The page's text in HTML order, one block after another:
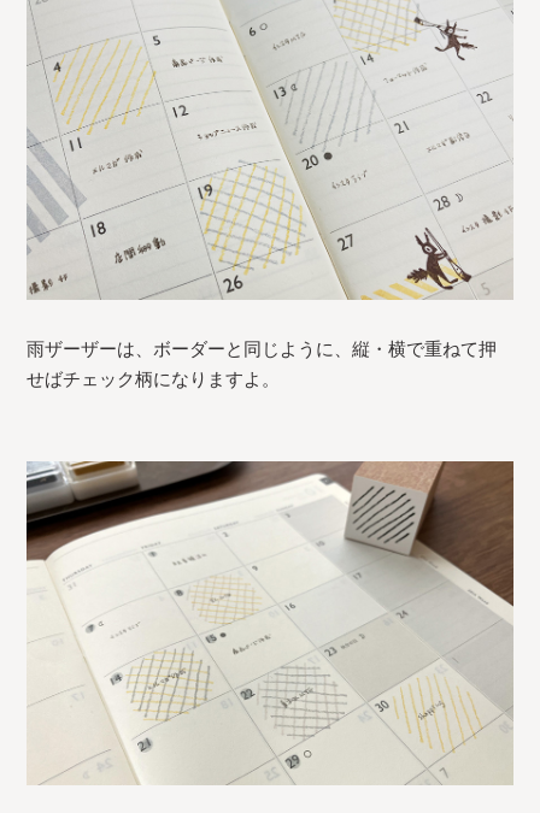
雨ザーザーは、ボーダーと同じように、縦・横で重ねて押
せばチェック柄になりますよ。